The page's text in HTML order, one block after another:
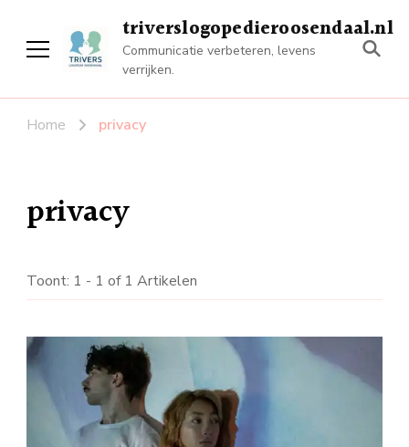
triverslogopedieroosendaal.nl
Communicatie verbeteren, levens
verrijken.
Home privacy
privacy
Toont: 1 - 1 of 1 Artikelen